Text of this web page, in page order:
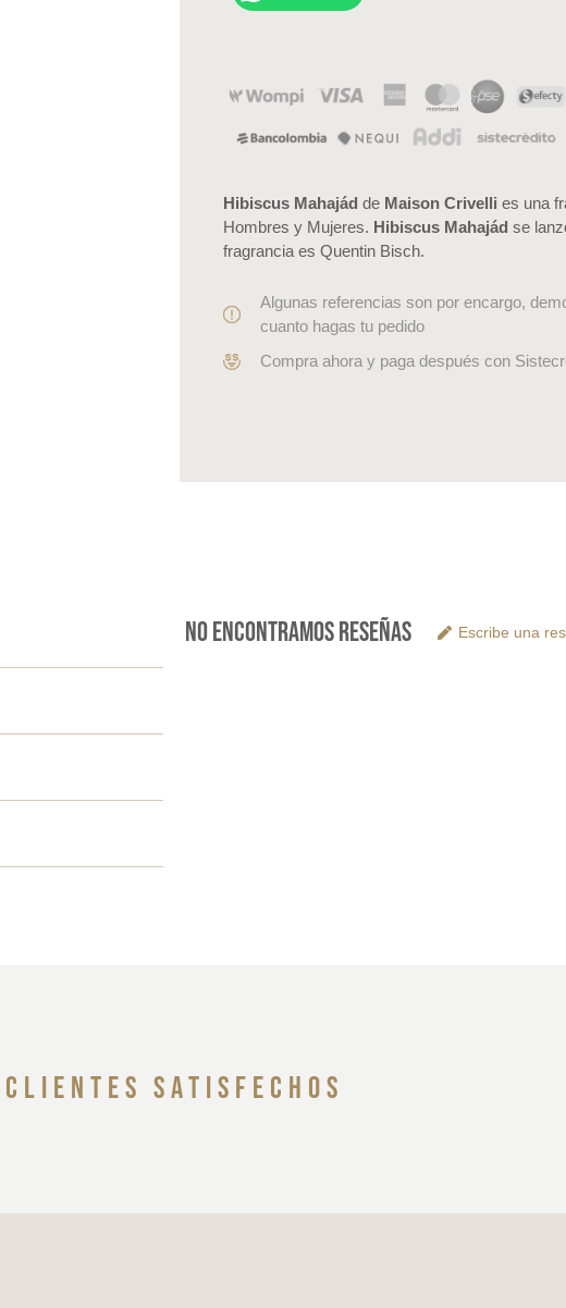
Hibiscus Mahajád de Maison Crivelli es una
Hombres y Mujeres. Hibiscus Mahajád se
fragrancia es Quentin Bisch.
Algunas referencias son por encargo,
cuanto hagas tu pedido
Compra ahora y paga después con
No encontramos reseñas Escribe una
clientes satisfechos